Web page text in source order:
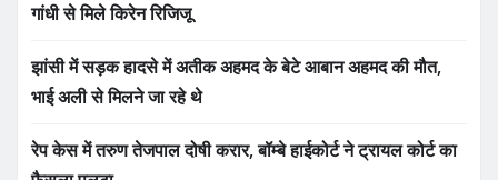
गांधी से मिले किरेन रिजिजू
झांसी में सड़क हादसे में अतीक अहमद के बेटे आबान अहमद की मौत,
भाई अली से मिलने जा रहे थे
रेप केस में तरुण तेजपाल दोषी करार, बॉम्बे हाईकोर्ट ने ट्रायल कोर्ट का